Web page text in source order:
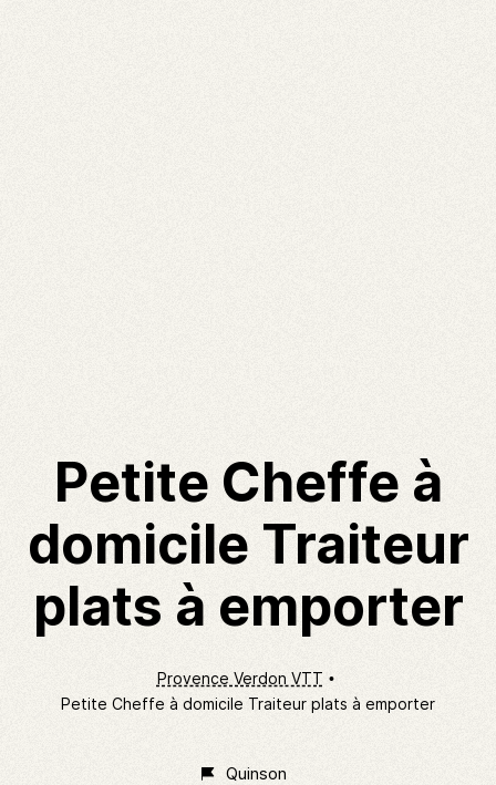
Petite Cheffe à
domicile Traiteur
plats à emporter
Provence Verdon VTT
Petite Cheffe à domicile Traiteur plats à emporter
Quinson